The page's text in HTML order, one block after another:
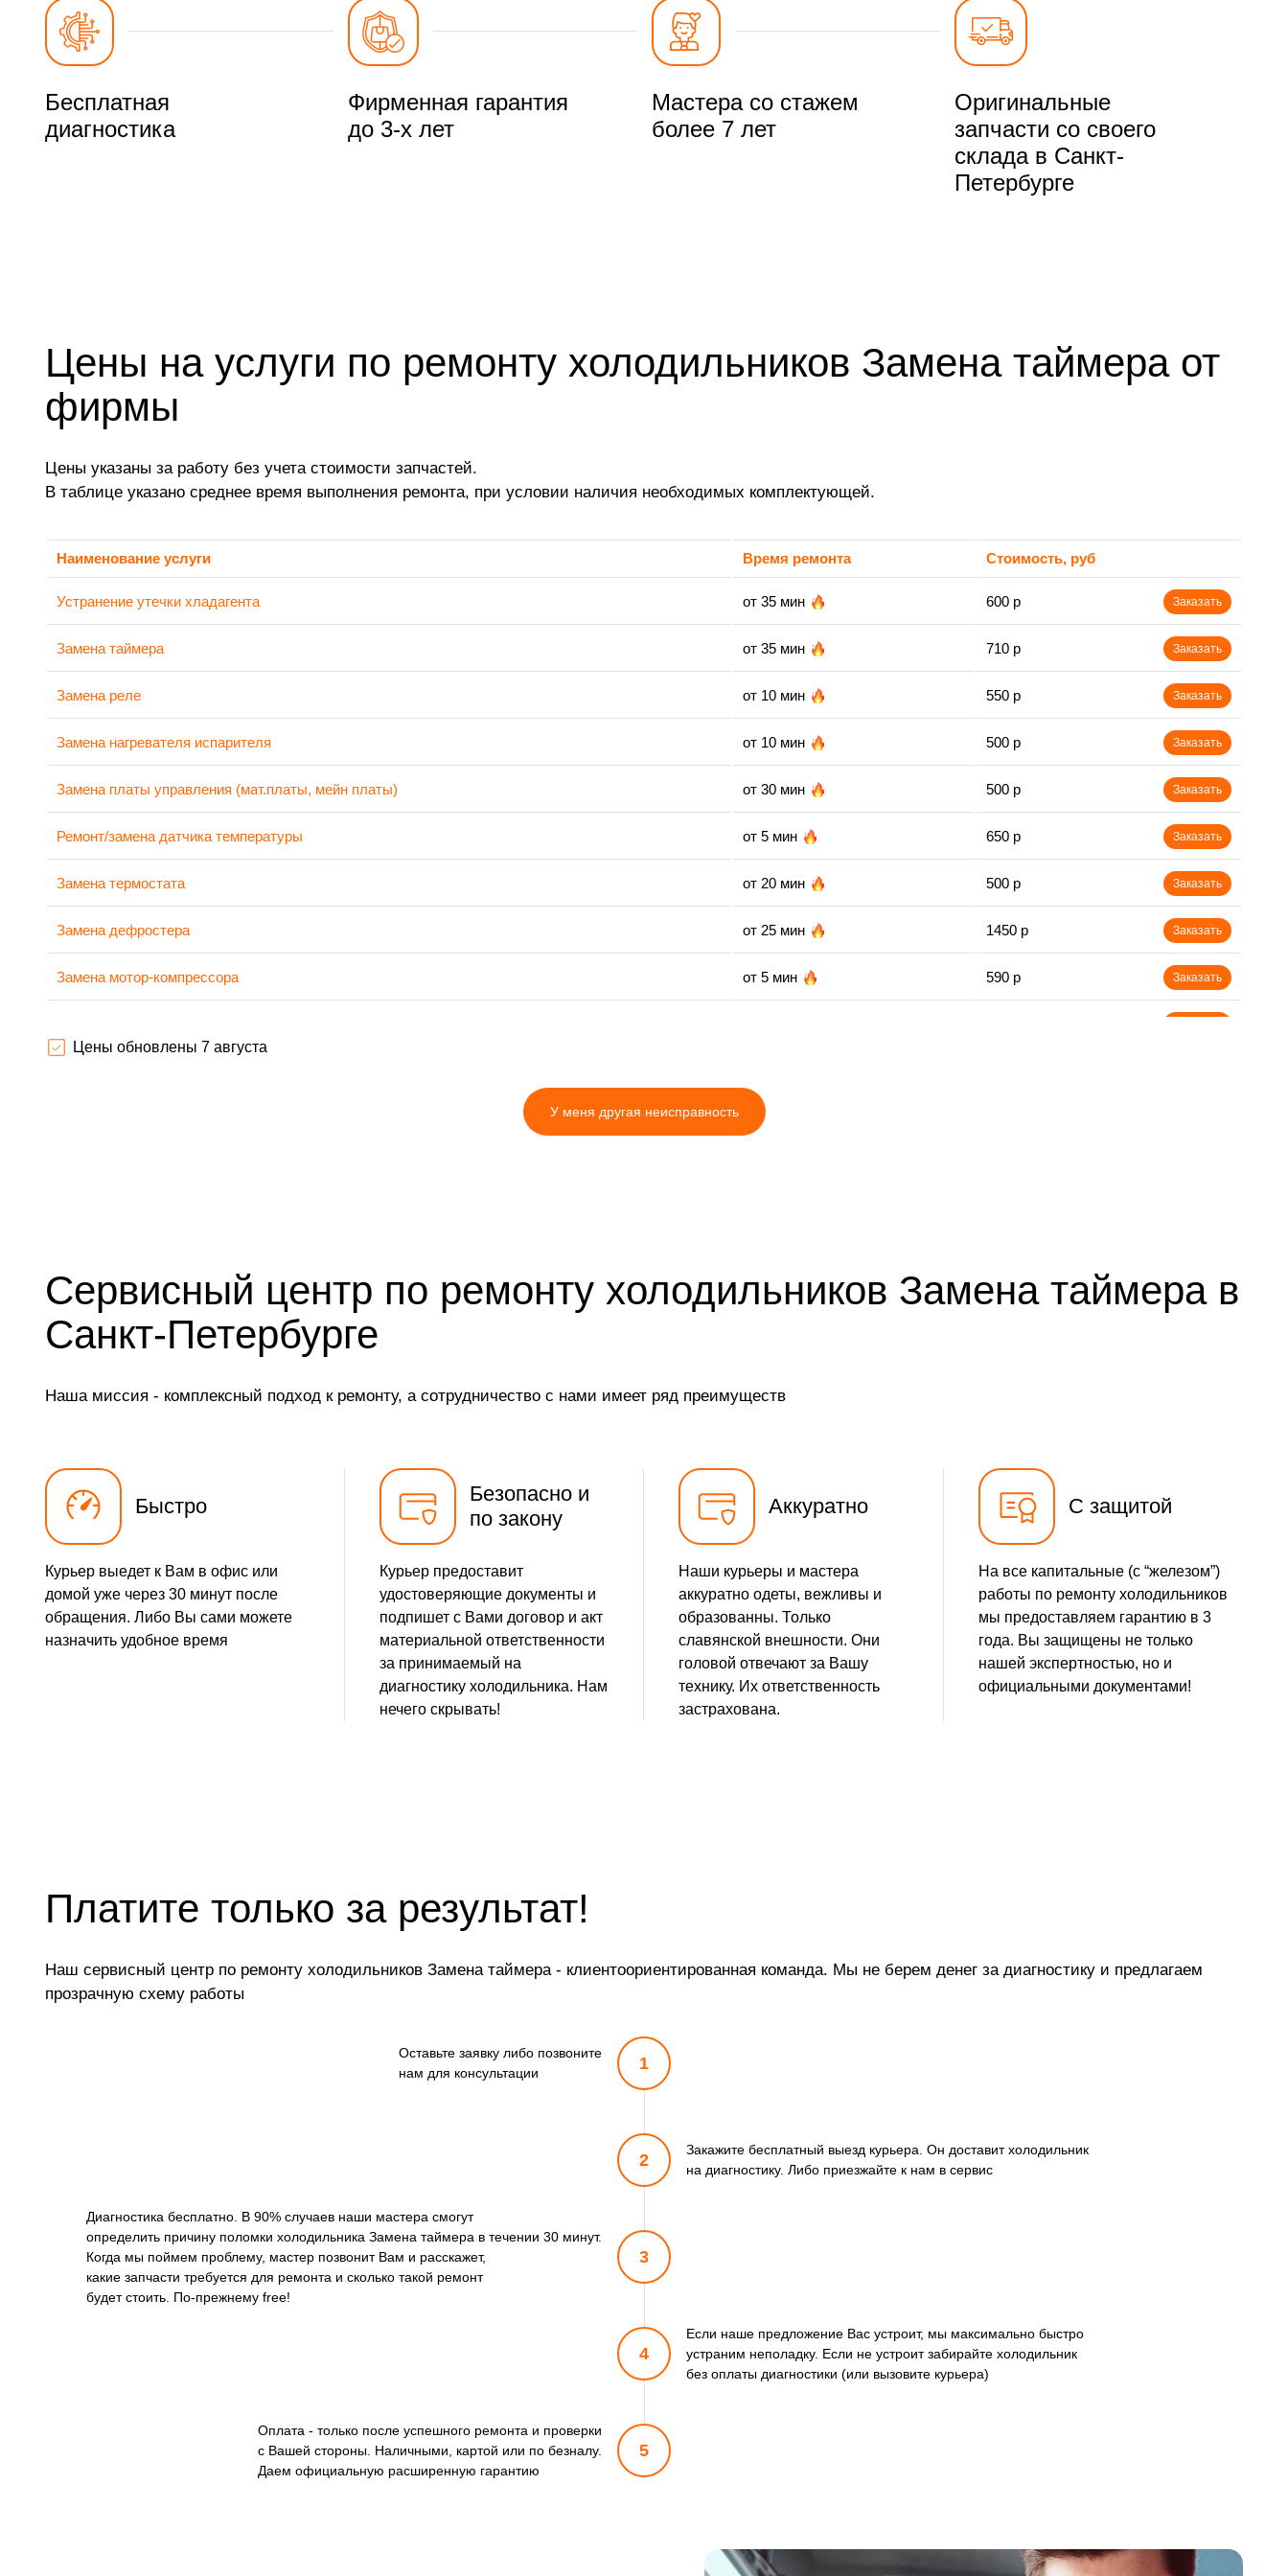
Бесплатная
диагностика
Фирменная гарантия
до 3-х лет
Мастера со стажем
более 7 лет
Оригинальные
запчасти со своего
склада в Санкт-
Петербурге
Цены на услуги по ремонту холодильников Замена таймера от
фирмы
Цены указаны за работу без учета стоимости запчастей.
В таблице указано среднее время выполнения ремонта, при условии наличия необходимых комплектующей.
Наименование услуги Время ремонта Стоимость, руб
Устранение утечки хладагента от 35 мин 600 р Заказать
Замена таймера от 35 мин 710 р Заказать
Замена реле от 10 мин 550 р Заказать
Замена нагревателя испарителя от 10 мин 500 р Заказать
Замена платы управления (мат.платы, мейн платы) от 30 мин 500 р Заказать
Ремонт/замена датчика температуры от 5 мин 650 р Заказать
Замена термостата от 20 мин 500 р Заказать
Замена дефростера от 25 мин 1450 р Заказать
Замена мотор-компрессора от 5 мин 590 р Заказать
от 10 мин
Замена ТЭН от 25 мин 500 р Заказать
Замена фильтра осушителя
Замена электросхемы от 35 мин
Цены обновлены 7 августа
У меня другая неисправность
Сервисный центр по ремонту холодильников Замена таймера в
Санкт-Петербурге
Наша миссия - комплексный подход к ремонту, а сотрудничество с нами имеет ряд преимуществ
Быстро
Курьер выедет к Вам в офис или
домой уже через 30 минут после
обращения. Либо Вы сами можете
назначить удобное время
Безопасно и
по закону
Курьер предоставит
удостоверяющие документы и
подпишет с Вами договор и акт
материальной ответственности
за принимаемый на
диагностику холодильника. Нам
нечего скрывать!
Аккуратно
Наши курьеры и мастера
аккуратно одеты, вежливы и
образованны. Только
славянской внешности. Они
головой отвечают за Вашу
технику. Их ответственность
застрахована.
С защитой
На все капитальные (с “железом”)
работы по ремонту холодильников
мы предоставляем гарантию в 3
года. Вы защищены не только
нашей экспертностью, но и
официальными документами!
Платите только за результат!
Наш сервисный центр по ремонту холодильников Замена таймера - клиентоориентированная команда. Мы не берем денег за диагностику и предлагаем
прозрачную схему работы
Оставьте заявку либо позвоните
нам для консультации
Диагностика бесплатно. В 90% случаев наши мастера смогут
определить причину поломки холодильника Замена таймера в течении 30 минут.
Когда мы поймем проблему, мастер позвонит Вам и расскажет,
какие запчасти требуется для ремонта и сколько такой ремонт
будет стоить. По-прежнему free!
Оплата - только после успешного ремонта и проверки
с Вашей стороны. Наличными, картой или по безналу.
Даем официальную расширенную гарантию
1
2
3
4
5
Закажите бесплатный выезд курьера. Он доставит холодильник
на диагностику. Либо приезжайте к нам в сервис
Если наше предложение Вас устроит, мы максимально быстро
устраним неполадку. Если не устроит забирайте холодильник
без оплаты диагностики (или вызовите курьера)